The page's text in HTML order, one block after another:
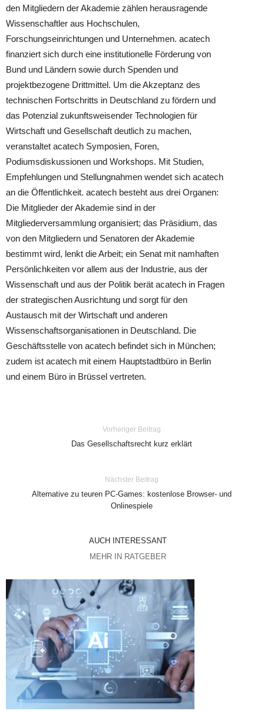
den Mitgliedern der Akademie zählen herausragende
Wissenschaftler aus Hochschulen,
Forschungseinrichtungen und Unternehmen. acatech
finanziert sich durch eine institutionelle Förderung von
Bund und Ländern sowie durch Spenden und
projektbezogene Drittmittel. Um die Akzeptanz des
technischen Fortschritts in Deutschland zu fördern und
das Potenzial zukunftsweisender Technologien für
Wirtschaft und Gesellschaft deutlich zu machen,
veranstaltet acatech Symposien, Foren,
Podiumsdiskussionen und Workshops. Mit Studien,
Empfehlungen und Stellungnahmen wendet sich acatech
an die Öffentlichkeit. acatech besteht aus drei Organen:
Die Mitglieder der Akademie sind in der
Mitgliederversammlung organisiert; das Präsidium, das
von den Mitgliedern und Senatoren der Akademie
bestimmt wird, lenkt die Arbeit; ein Senat mit namhaften
Persönlichkeiten vor allem aus der Industrie, aus der
Wissenschaft und aus der Politik berät acatech in Fragen
der strategischen Ausrichtung und sorgt für den
Austausch mit der Wirtschaft und anderen
Wissenschaftsorganisationen in Deutschland. Die
Geschäftsstelle von acatech befindet sich in München;
zudem ist acatech mit einem Hauptstadtbüro in Berlin
und einem Büro in Brüssel vertreten.
Vorheriger Beitrag
Das Gesellschaftsrecht kurz erklärt
Nächster Beitrag
Alternative zu teuren PC-Games: kostenlose Browser- und
Onlinespiele
AUCH INTERESSANT
MEHR IN RATGEBER